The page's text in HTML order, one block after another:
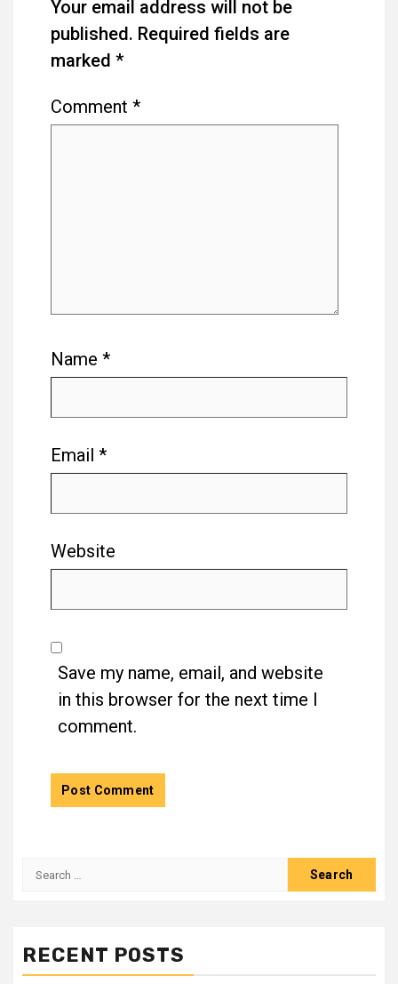
Your email address will not be
published. Required fields are
marked *
Comment *
Name *
Email *
Website
Save my name, email, and website
in this browser for the next time I
comment.
RECENT POSTS